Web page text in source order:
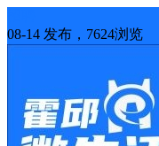
08-14 发布，7624浏览